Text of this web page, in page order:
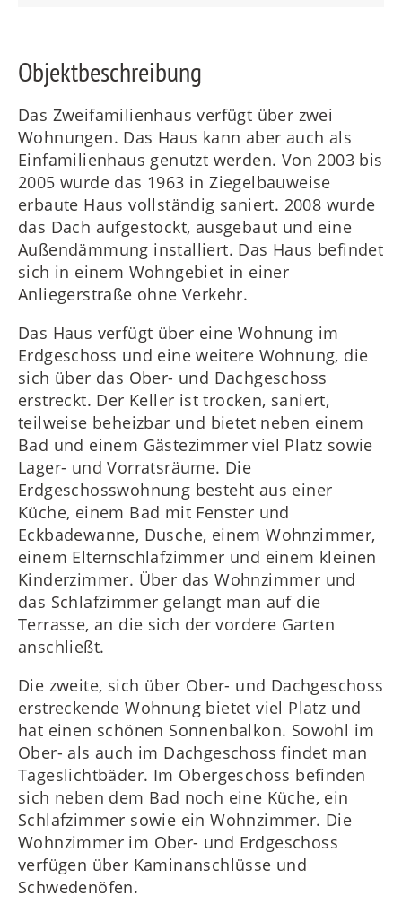
Objektbeschreibung
Das Zweifamilienhaus verfügt über zwei
Wohnungen. Das Haus kann aber auch als
Einfamilienhaus genutzt werden. Von 2003 bis
2005 wurde das 1963 in Ziegelbauweise
erbaute Haus vollständig saniert. 2008 wurde
das Dach aufgestockt, ausgebaut und eine
Außendämmung installiert. Das Haus befindet
sich in einem Wohngebiet in einer
Anliegerstraße ohne Verkehr.
Das Haus verfügt über eine Wohnung im
Erdgeschoss und eine weitere Wohnung, die
sich über das Ober- und Dachgeschoss
erstreckt. Der Keller ist trocken, saniert,
teilweise beheizbar und bietet neben einem
Bad und einem Gästezimmer viel Platz sowie
Lager- und Vorratsräume. Die
Erdgeschosswohnung besteht aus einer
Küche, einem Bad mit Fenster und
Eckbadewanne, Dusche, einem Wohnzimmer,
einem Elternschlafzimmer und einem kleinen
Kinderzimmer. Über das Wohnzimmer und
das Schlafzimmer gelangt man auf die
Terrasse, an die sich der vordere Garten
anschließt.
Die zweite, sich über Ober- und Dachgeschoss
erstreckende Wohnung bietet viel Platz und
hat einen schönen Sonnenbalkon. Sowohl im
Ober- als auch im Dachgeschoss findet man
Tageslichtbäder. Im Obergeschoss befinden
sich neben dem Bad noch eine Küche, ein
Schlafzimmer sowie ein Wohnzimmer. Die
Wohnzimmer im Ober- und Erdgeschoss
verfügen über Kaminanschlüsse und
Schwedenöfen.